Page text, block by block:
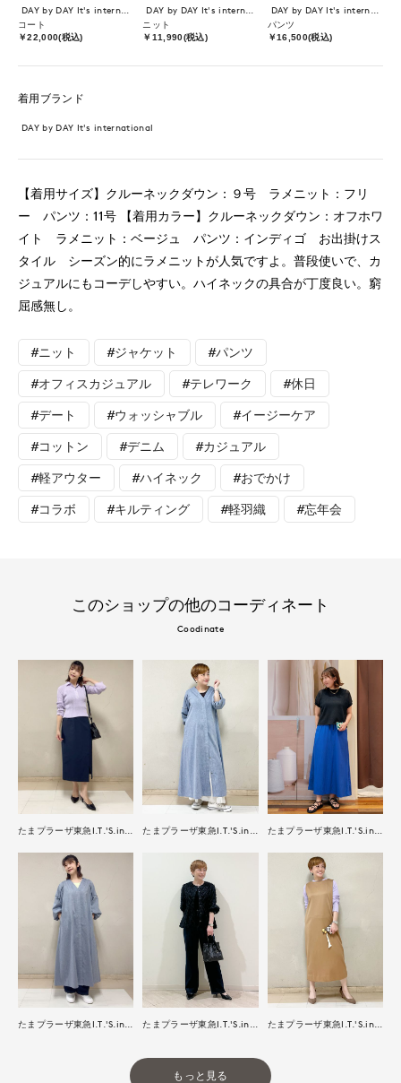
コート
￥22,000(税込)
ニット
￥11,990(税込)
パンツ
￥16,500(税込)
着用ブランド
DAY by DAY It's international
【着用サイズ】クルーネックダウン：９号 ラメニット：フリ
ー パンツ：11号 【着用カラー】クルーネックダウン：オフホワ
イト ラメニット：ベージュ パンツ：インディゴ お出掛けス
タイル シーズン的にラメニットが人気ですよ。普段使いで、カ
ジュアルにもコーデしやすい。ハイネックの具合が丁度良い。窮
屈感無し。
#ニット #ジャケット #パンツ
#オフィスカジュアル #テレワーク #休日
#デート #ウォッシャブル #イージーケア
#コットン #デニム #カジュアル
#軽アウター #ハイネック #おでかけ
#コラボ #キルティング #軽羽織 #忘年会
このショップの他のコーディネート
Coodinate
もっと見る